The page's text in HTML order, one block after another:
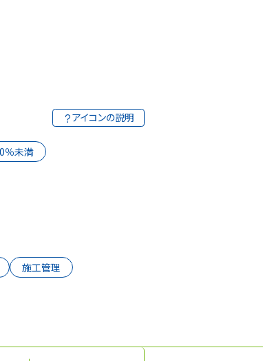
アイコンの説明
％未満
施工管理